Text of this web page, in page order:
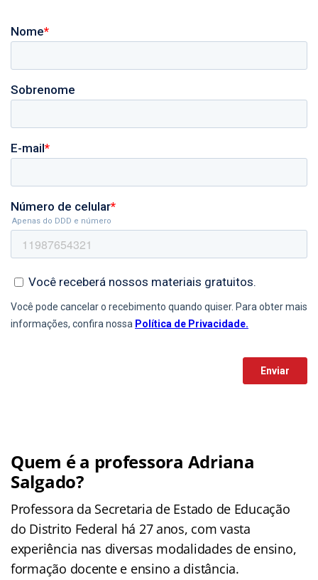
Quem é a professora Adriana
Salgado?
Professora da Secretaria de Estado de Educação
do Distrito Federal há 27 anos, com vasta
experiência nas diversas modalidades de ensino,
formação docente e ensino a distância.